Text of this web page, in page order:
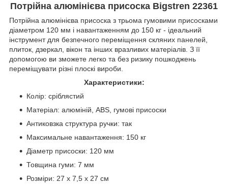
Потрійна алюмінієва присоска Bigstren 22361
Потрійна алюмінієва присоска з трьома гумовими присосками
діаметром 120 мм і навантаженням до 150 кг - ідеальний
інструмент для безпечного переміщення скляних панелей,
плиток, дзеркал, вікон та інших вразливих матеріалів. З її
допомогою ви зможете легко та без ризику пошкоджень
переміщувати різні плоскі вироби.
Характеристики:
Колір: сріблястий
Матеріал: алюміній, ABS, гумові присоски
Антиковзка структура ручки: так
Максимальне навантаження: 150 кг
Діаметр присоски: 120 мм
Товщина гуми: 7 мм
Розміри: 27 x 7,5 x 27 см